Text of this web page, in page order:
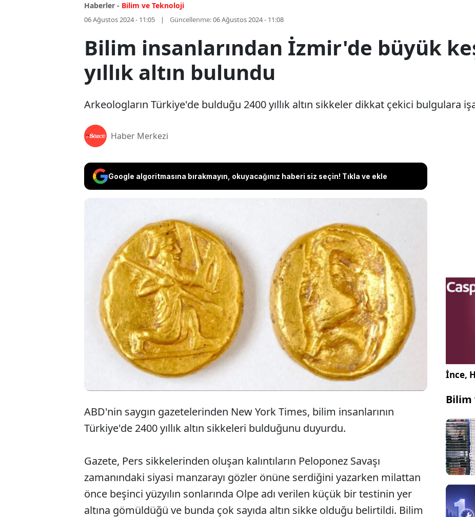
Haberler - Bilim ve Teknoloji
06 Ağustos 2024 - 11:05 Güncellenme:06 Ağustos 2024 - 11:08
Bilim insanlarından İzmir'de büyük
yıllık altın bulundu
Arkeologların Türkiye'de bulduğu 2400 yıllık altın sikkeler dikkat çekici bulgulara
Haber Merkezi
Google algoritmasına bırakmayın, okuyacağınız haberi siz seçin! Tıkla ve ekle
Arkeologların Türkiye'de bulduğu 2400 yıllık
altın sikkeler dikkat çekici bulgulara işaret
ABD'nin saygın gazetelerinden New York Times, bilim insanlarının
Türkiye'de 2400 yıllık altın sikkeleri bulduğunu duyurdu.
Gazete, Pers sikkelerinden oluşan kalıntıların Peloponez Savaşı
zamanındaki siyasi manzarayı gözler önüne serdiğini yazarken milattan
önce beşinci yüzyılın sonlarında Olpe adı verilen küçük bir testinin yer
altına gömüldüğü ve bunda çok sayıda altın sikke olduğu belirtildi. Bilim
İnce,
Bilim